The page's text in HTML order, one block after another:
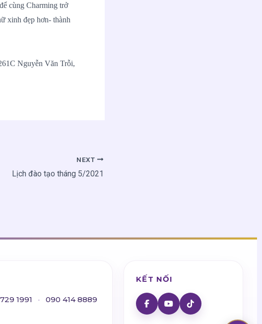
cùng Charming trở
xinh đẹp hơn- thành
Nguyễn Văn Trỗi,
NEXT
Lịch đào tạo tháng 5/2021
1991 · 090 414 8889
KẾT NỐI